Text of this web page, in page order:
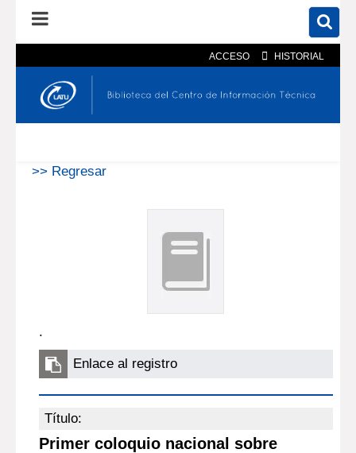
ACCESO HISTORIAL
En el catálogo En el sitio
>> Regresar
.
Enlace al registro
Título:
Primer coloquio nacional sobre